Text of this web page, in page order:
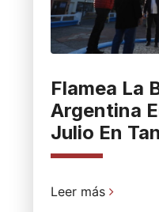
Flamea La
Argentina
Julio En
Leer más